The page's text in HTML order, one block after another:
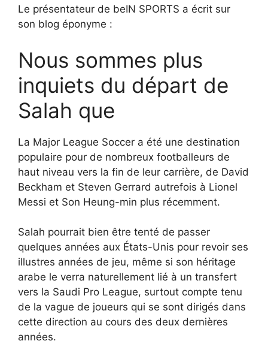
Le présentateur de beIN SPORTS a écrit sur
son blog éponyme :
Nous sommes plus
inquiets du départ de
Salah que
La Major League Soccer a été une destination
populaire pour de nombreux footballeurs de
haut niveau vers la fin de leur carrière, de David
Beckham et Steven Gerrard autrefois à Lionel
Messi et Son Heung-min plus récemment.
Salah pourrait bien être tenté de passer
quelques années aux États-Unis pour revoir ses
illustres années de jeu, même si son héritage
arabe le verra naturellement lié à un transfert
vers la Saudi Pro League, surtout compte tenu
de la vague de joueurs qui se sont dirigés dans
cette direction au cours des deux dernières
années.